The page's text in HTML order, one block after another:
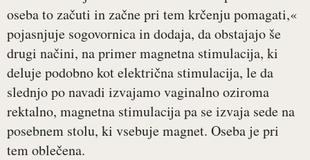
oseba to začuti in začne pri tem krčenju pomagati,«
pojasnjuje sogovornica in dodaja, da obstajajo še
drugi načini, na primer magnetna stimulacija, ki
deluje podobno kot električna stimulacija, le da
slednjo po navadi izvajamo vaginalno oziroma
rektalno, magnetna stimulacija pa se izvaja sede na
posebnem stolu, ki vsebuje magnet. Oseba je pri
tem oblečena.